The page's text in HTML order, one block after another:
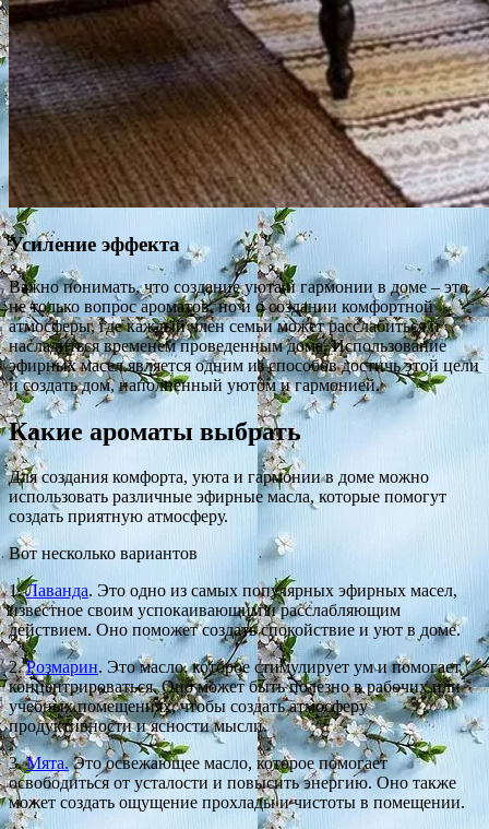
Усиление эффекта
Важно понимать, что создание уюта и гармонии в доме – это
не только вопрос ароматов, но и о создании комфортной
атмосферы, где каждый член семьи может расслабиться и
насладиться временем проведенным дома. Использование
эфирных масел является одним из способов достичь этой цели
и создать дом, наполненный уютом и гармонией.
Какие ароматы выбрать
Для создания комфорта, уюта и гармонии в доме можно
использовать различные эфирные масла, которые помогут
создать приятную атмосферу.
Вот несколько вариантов
1.Лаванда. Это одно из самых популярных эфирных масел,
известное своим успокаивающим и расслабляющим
действием. Оно поможет создать спокойствие и уют в доме.
2.Розмарин. Это масло, которое стимулирует ум и помогает
концентрироваться. Оно может быть полезно в рабочих или
учебных помещениях, чтобы создать атмосферу
продуктивности и ясности мысли.
3.Мята.Это освежающее масло, которое помогает
освободиться от усталости и повысить энергию. Оно также
может создать ощущение прохлады и чистоты в помещении.